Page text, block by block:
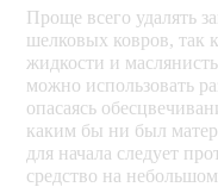
Проще всего удалять
шелковых ковров, так
жидкости и
можно использовать
опасаясь
каким бы ни был
для начала следует
средство на